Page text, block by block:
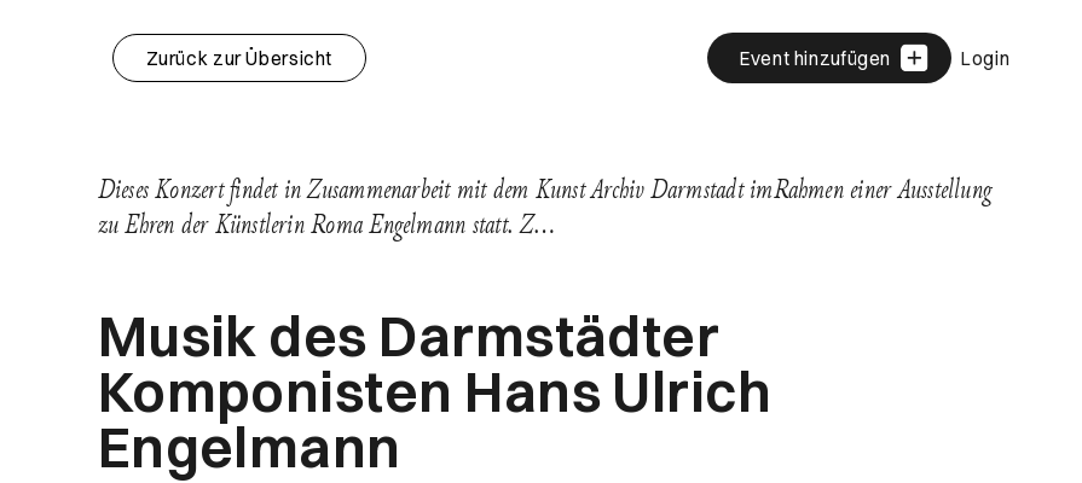
Zurück zur Übersicht Event hinzufügen Login
Dieses Konzert findet in Zusammenarbeit mit dem Kunst Archiv Darmstadt imRahmen einer Ausstellung
zu Ehren der Künstlerin Roma Engelmann statt. Z…
Musik des Darmstädter
Komponisten Hans Ulrich
Engelmann